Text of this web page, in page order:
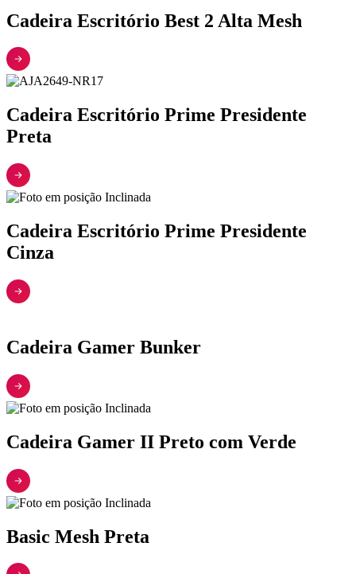
Cadeira Escritório Best 2 Alta Mesh
Cadeira Escritório Prime Presidente
Preta
Cadeira Escritório Prime Presidente
Cinza
Cadeira Gamer Bunker
Cadeira Gamer II Preto com Verde
Basic Mesh Preta